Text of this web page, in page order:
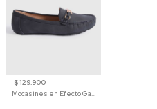
$ 129.900
Mocasines en Efecto Gamuzado Para Mujer